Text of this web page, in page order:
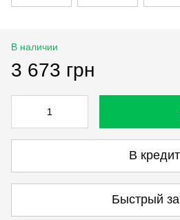
В наличии
3 673 грн
В кредит
Быстрый